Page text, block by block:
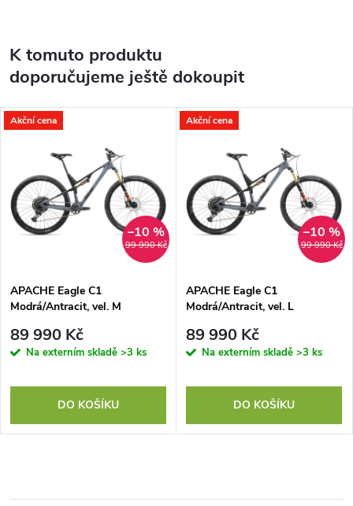
K tomuto produktu
doporučujeme ještě dokoupit
Akční cena
99 990 Kč
–10 %
APACHE Eagle C1
Modrá/Antracit, vel. M
89 990 Kč
Na externím skladě >3 ks
DO KOŠÍKU
Akční cena
99 990 Kč
–10 %
APACHE Eagle C1
Modrá/Antracit, vel. L
89 990 Kč
Na externím skladě >3 ks
DO KOŠÍKU